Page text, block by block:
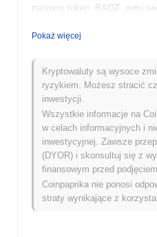
natywny token, BAOZ, pełni
umożliwiając posiadaczom
jego skupienie na połączeniu
technologią blockchain,
użytkownicy mogą zdobywać
To innowacyjne podejście
znaczącego gracza w
zdecentralizowanych platform
Kiedy i jak rozpoczęła
BAOZOU COIN powstał w
założycielski opublikował
projektu i specyfikacje
Pokaż więcej
Kryptowaluty są wysoce
ryzykiem. Możesz stracić
inwestycji.
Wszystkie informacje na
w celach informacyjnych i
inwestycyjnej. Zawsze
(DYOR) i skonsultuj się z
finansowym przed
Coinpaprika nie ponosi
straty wynikające z